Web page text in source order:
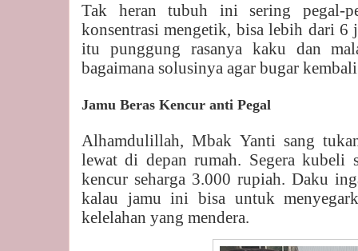
Tak heran tubuh ini sering pegal-
konsentrasi mengetik, bisa lebih dari 6
itu punggung rasanya kaku dan
bagaimana solusinya agar bugar
Jamu Beras Kencur anti Pegal
Alhamdulillah, Mbak Yanti sang
lewat di depan rumah. Segera kubeli
kencur seharga 3.000 rupiah. Daku
kalau jamu ini bisa untuk
kelelahan yang mendera.